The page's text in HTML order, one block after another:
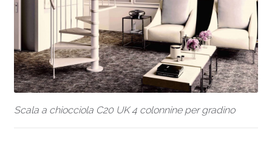
Scala a chiocciola C20 UK 4 colonnine per gradino